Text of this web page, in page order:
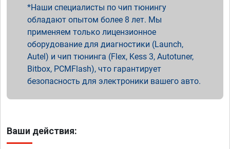
Наши специалисты по чип тюнингу
обладают опытом более 8 лет. Мы
применяем только лицензионное
оборудование для диагностики (Launch,
Autel) и чип тюнинга (Flex, Kess 3, Autotuner,
Bitbox, PCMFlash), что гарантирует
безопасность для электроники вашего авто.
Ваши действия: